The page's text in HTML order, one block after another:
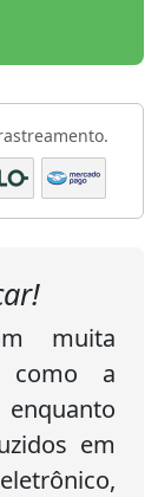
muita
como a
em